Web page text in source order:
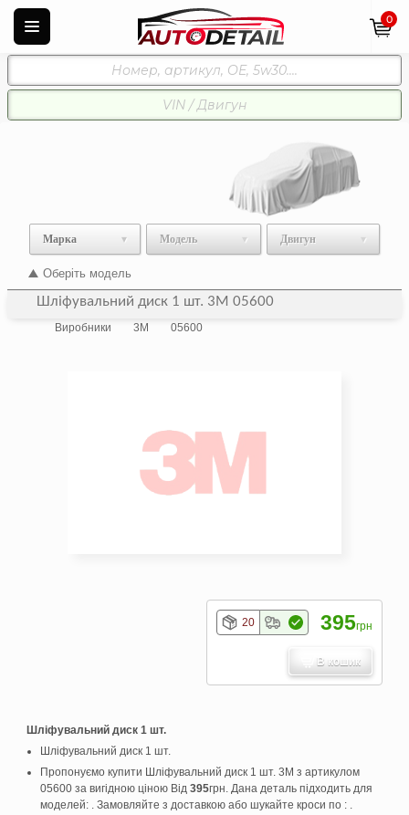
0
Марка Модель Двигун
Оберіть модель
Шліфувальний диск 1 шт. 3M 05600
Виробники 3M 05600
Шліфувальний диск 1 шт.
Шліфувальний диск 1 шт.
Пропонуємо купити Шліфувальний диск 1 шт. 3M з артикулом
05600 за вигідною ціною Від 395грн. Дана деталь підходить для
моделей: . Замовляйте з доставкою або шукайте кроси по : .
20 395грн
В кошик